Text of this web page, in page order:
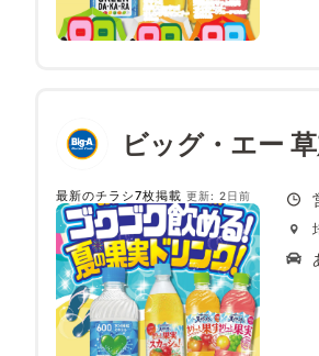
ビッグ・エー
最新のチラシ7枚掲載 更新: 2日前